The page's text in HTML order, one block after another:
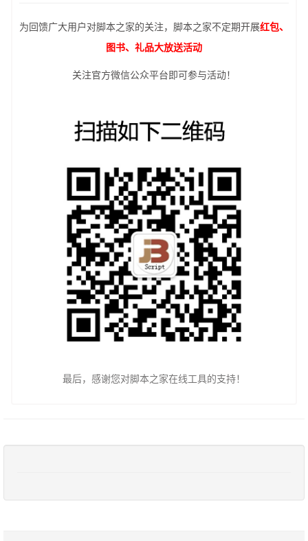
为回馈广大用户对脚本之家的关注，脚本之家不定期开展红包、
图书、礼品大放送活动
关注官方微信公众平台即可参与活动！
最后，感谢您对脚本之家在线工具的支持！